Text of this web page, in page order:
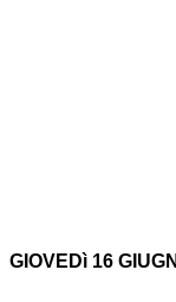
GIOVEDì 16